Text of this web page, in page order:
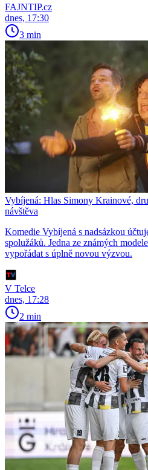
FAJNTIP.cz
dnes, 17:30
3 min
Vybíjená: Hlas Simony Krainové,
návštěva
Komedie Vybíjená s nadsázkou
spolužáků. Jedna ze známých
vypořádat s úplně novou výzvou.
V Telce
dnes, 17:28
2 min